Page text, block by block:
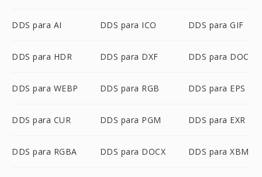
DDS para AI DDS para ICO DDS para GIF
DDS para HDR DDS para DXF DDS para DOC
DDS para WEBP DDS para RGB DDS para EPS
DDS para CUR DDS para PGM DDS para EXR
DDS para RGBA DDS para DOCX DDS para XBM